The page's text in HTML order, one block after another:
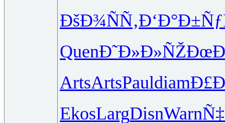
ÐšÐ¾ÑÑ‚Ð‘Ð°Ð±Ñƒ
QuenÐ˜Ð»Ð»ÑŽ
ArtsArtsPauldiam
EkosLargDisnWarn